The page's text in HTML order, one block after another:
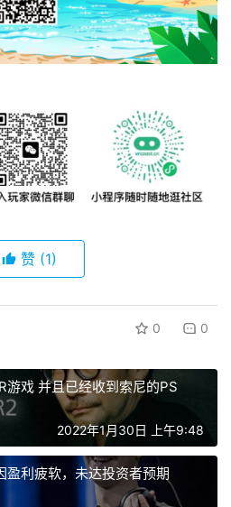
赞 (1)
0 0
游戏 并且已经收到索尼的PS
2022年1月30日 上午9:48
盈利疲软，未达投资者预期